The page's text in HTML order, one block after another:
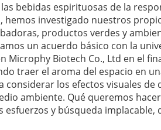
bebidas espirituosas de la
hemos investigado nuestros
productos verdes y
un acuerdo básico con la
Microphy Biotech Co., Ltd en el
traer el aroma del espacio en
los efectos visuales
ambiente. Qué queremos
y búsqueda